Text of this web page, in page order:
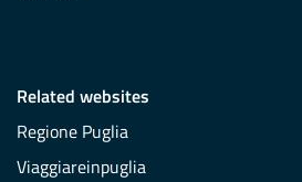
Related websites
Regione Puglia
Viaggiareinpuglia